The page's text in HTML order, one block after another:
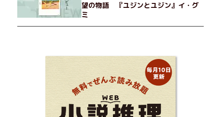
望の物語 『ユジンとユジン』イ・グ
ミ